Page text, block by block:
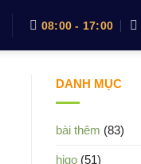
08:00 - 17:00
DANH MỤC
bài thêm (83)
higo (51)